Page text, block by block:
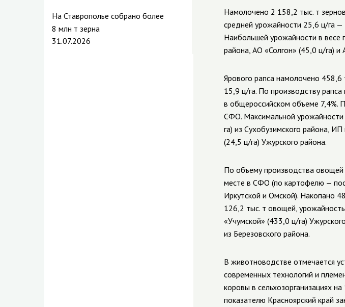
На Ставрополье собрано более
8 млн т зерна
31.07.2026
Намолочено 2 158,2 тыс. т
средней урожайности 25,6 ц/га —
Наибольшей урожайности в весе
района, АО «Солгон» (45,0 ц/га) и
Ярового рапса намолочено 458,6
15,9 ц/га. По производству
в общероссийском объеме 7,4%.
СФО. Максимальной
га) из Сухобузимского района,
(24,5 ц/га) Ужурского района.
По объему производства овощей
месте в СФО (по картофелю —
Иркутской и Омской). Накопано
126,2 тыс. т овощей,
«Учумской» (433,0 ц/га)
из Березовского района.
В животноводстве отмечается
современных технологий и
коровы в сельхозорганизациях
показателю Красноярский край